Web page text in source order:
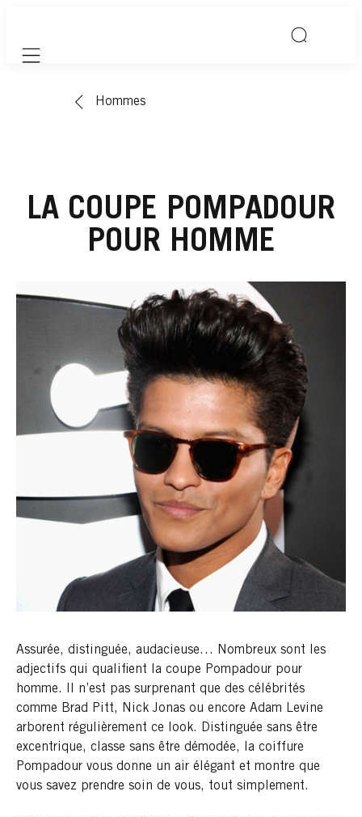
Mobile navigation
Hommes
LA COUPE POMPADOUR
POUR HOMME
Assurée, distinguée, audacieuse… Nombreux sont les
adjectifs qui qualifient la coupe Pompadour pour
homme. Il n’est pas surprenant que des célébrités
comme Brad Pitt, Nick Jonas ou encore Adam Levine
arborent régulièrement ce look. Distinguée sans être
excentrique, classe sans être démodée, la coiffure
Pompadour vous donne un air élégant et montre que
vous savez prendre soin de vous, tout simplement.